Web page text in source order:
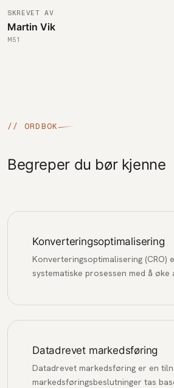
SKREVET AV
Martin Vik
M51
// ORDBOK
Begreper du bør kjenne
Konverteringsoptimalisering
Konverteringsoptimalisering (CRO)
systematiske prosessen med å øke
Datadrevet markedsføring
Datadrevet markedsføring er en
markedsføringsbeslutninger tas